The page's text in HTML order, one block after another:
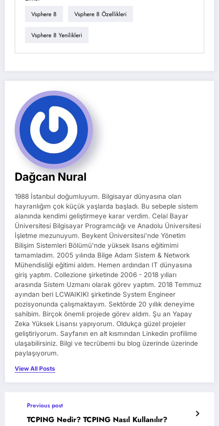
Vsphere 8 Vsphere 8 Özellikleri
Vsphere 8 Yenilikleri
Dağcan Nural
1988 İstanbul doğumluyum. Bilgisayar dünyasına olan
hayranlığım çok küçük yaşlarda başladı. Bu sebeple sistem
alanında kendimi geliştirmeye karar verdim. Celal Bayar
Üniversitesi Bilgisayar Programcılığı ve Anadolu Üniversitesi
İşletme mezunuyum. Beykent Üniversitesi'nde Yönetim
Bilişim Sistemleri Bölümü'nde yüksek lisans eğitimimi
tamamladım. 2005 yılında Bilge Adam Sistem & Network
Mühendisliği eğitimi aldım. Hemen ardından IT dünyasına
giriş yaptım. Collezione şirketinde 2006 - 2018 yılları
arasında Sistem Uzmanı olarak görev yaptım. 2018 Temmuz
ayından beri LCWAIKIKI şirketinde System Engineer
pozisyonunda çalışmaktayım. Sektörde 20 yıllık deneyime
sahibim. Birçok önemli projede görev aldım. Şu an Yapay
Zeka Yüksek Lisansı yapıyorum. Oldukça güzel projeler
geliştiriyorum. Sayfanın en alt kısmından Linkedin profilime
ulaşabilirsiniz. Bilgi ve tecrübemi bu blog üzerinde üzerinde
paylaşıyorum.
View All Posts
Previous post
TCPING Nedir? TCPING Nasıl Kullanılır?